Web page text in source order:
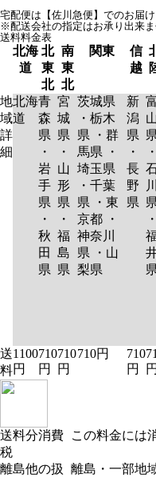
宅配便は【佐川急便】でのお届け
※配送会社の指定はお承り出来ま
送料料金表
北海
道
北
東
北
南
東
北
関東
信
越
地
域
詳
細
北海
道
青
森
県
・
岩
手
県
・
秋
田
県
宮
城
県
・
山
形
県
・
福
島
県
茨城県
・栃木
県 ・群
馬県 ・
埼玉県
・千葉
県 ・東
京都 ・
神奈川
県 ・山
梨県
新
潟
県
・
長
野
県
富
・
川
・
送
料
1100
円
710
円
710
円
710円
710
円
円
送料分消費
税
この料金には
離島他の扱
離島・一部地